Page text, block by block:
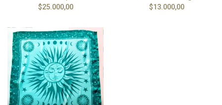
$25.000,00
$13.000,00